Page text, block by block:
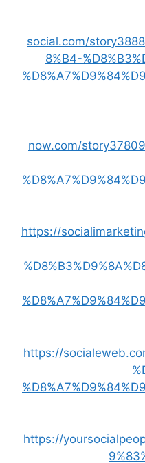
social.com/
8%B4-
now.com/
https://
https://
https://